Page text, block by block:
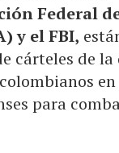
Federal
y el FBI,
cárteles de la
en
para